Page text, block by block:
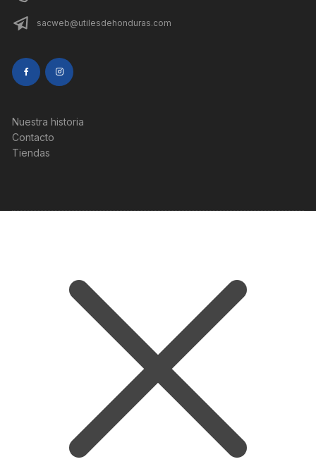
sacweb@utilesdehonduras.com
Nuestra historia
Contacto
Tiendas